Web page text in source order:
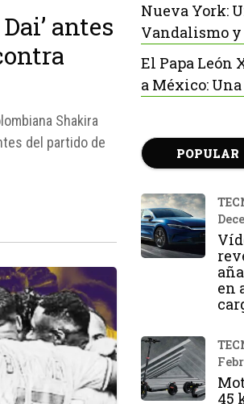
antes
Shakira
del partido de
Nueva York:
Vandalismo y
El Papa León
a México:
POPULAR
en
45